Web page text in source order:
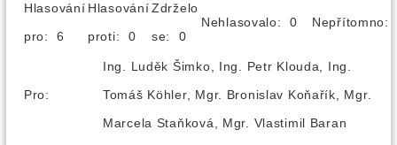
Hlasování
pro: 6
Hlasování
proti: 0
Zdrželo
se: 0
Nehlasovalo: 0
Pro:
Ing. Luděk Šimko, Ing. Petr Klouda, Ing.
Tomáš Köhler, Mgr. Bronislav Koňařík, Mgr.
Marcela Staňková, Mgr. Vlastimil Baran